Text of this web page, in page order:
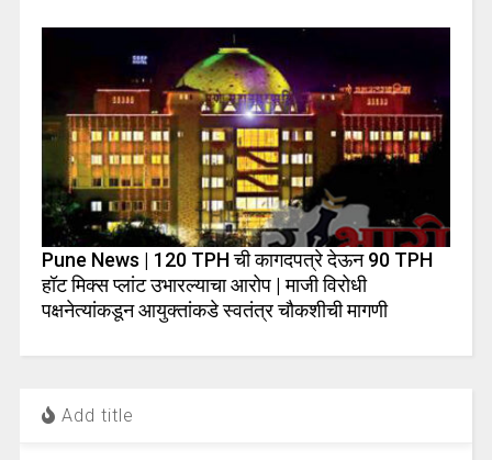
Pune News | 120 TPH ची कागदपत्रे देऊन 90 TPH
हॉट मिक्स प्लांट उभारल्याचा आरोप | माजी विरोधी
पक्षनेत्यांकडून आयुक्तांकडे स्वतंत्र चौकशीची मागणी
Add title